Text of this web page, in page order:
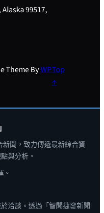
99517,
Theme ByWPTop
↑
新聞，致力傳遞最新綜合資
與分析。
。
洽談。透過「智聞捷發新聞